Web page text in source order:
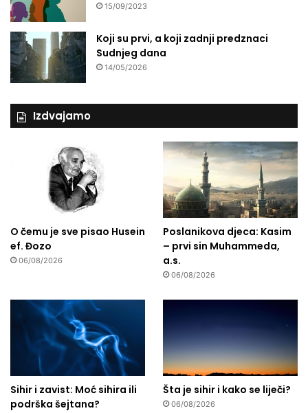
15/09/2023
Koji su prvi, a koji zadnji predznaci
Sudnjeg dana
14/05/2026
Izdvajamo
O čemu je sve pisao Husein
ef. Đozo
06/08/2026
Poslanikova djeca: Kasim
– prvi sin Muhammeda,
a.s.
06/08/2026
Sihir i zavist: Moć sihira ili
podrška šejtana?
Šta je sihir i kako se liječi?
06/08/2026